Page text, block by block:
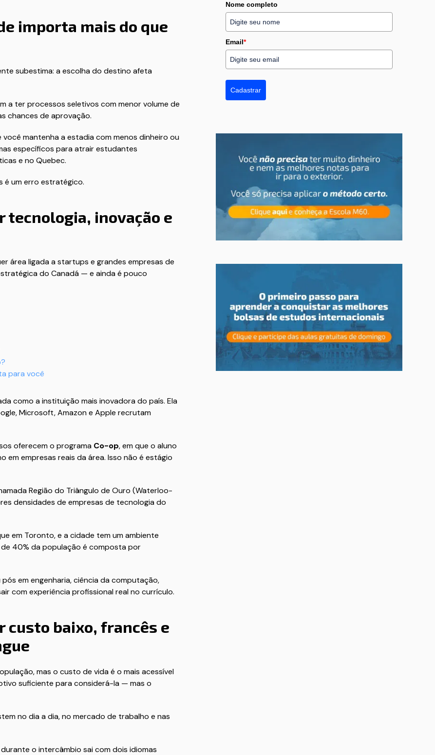
importa mais do que
subestima: a escolha do destino afeta
a ter processos seletivos com menor volume de
chances de aprovação.
mantenha a estadia com menos dinheiro ou
específicos para atrair estudantes
e no Quebec.
é um erro estratégico.
tecnologia, inovação e
área ligada a startups e grandes empresas de
do Canadá — e ainda é pouco
para você
como a instituição mais inovadora do país. Ela
Microsoft, Amazon e Apple recrutam
oferecem o programa Co-op, em que o aluno
empresas reais da área. Isso não é estágio
Região do Triângulo de Ouro (Waterloo-
densidades de empresas de tecnologia do
em Toronto, e a cidade tem um ambiente
40% da população é composta por
em engenharia, ciência da computação,
com experiência profissional real no currículo.
custo baixo, francês e
mas o custo de vida é o mais acessível
suficiente para considerá-la — mas o
no dia a dia, no mercado de trabalho e nas
o intercâmbio sai com dois idiomas
Nome completo
Email*
Cadastrar